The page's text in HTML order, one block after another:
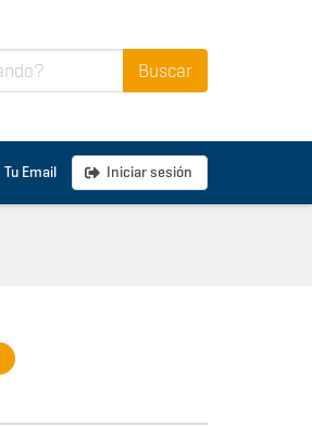
Tu Email Iniciar sesión